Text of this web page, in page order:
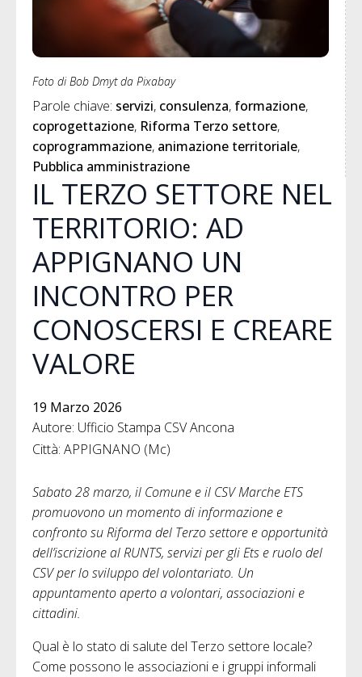
Foto di Bob Dmyt da Pixabay
Parole chiave: servizi consulenza formazione
coprogettazione Riforma Terzo settore
coprogrammazione animazione territoriale
Pubblica amministrazione
IL TERZO SETTORE NEL
TERRITORIO: AD
APPIGNANO UN
INCONTRO PER
CONOSCERSI E CREARE
VALORE
19 Marzo 2026
Autore: Ufficio Stampa CSV Ancona
Città: APPIGNANO (Mc)
Sabato 28 marzo, il Comune e il CSV Marche ETS
promuovono un momento di informazione e
confronto su Riforma del Terzo settore eopportunità
dell’iscrizione al RUNTS, servizi per gli Ets e ruolo del
CSV per lo sviluppo del volontariato. Un
appuntamento aperto a volontari, associazioni e
cittadini.
Qual è lo stato di salute del Terzo settore locale?
Come possono le associazioni e i gruppi informali